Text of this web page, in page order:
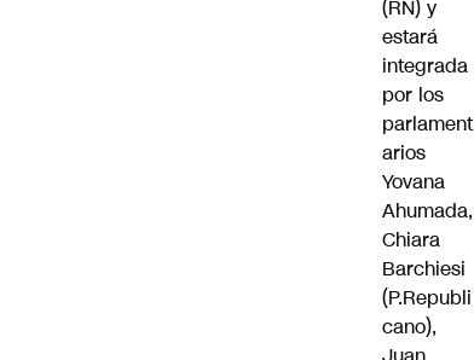
(RN) y
estará
integrada
por los
parlament
arios
Yovana
Ahumada,
Chiara
Barchiesi
(P.Republi
cano),